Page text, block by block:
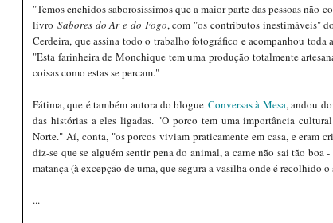
"Temos enchidos saborosíssimos que a maior parte das pessoas não
livro Sabores do Ar e do Fogo, com "os contributos inestimáveis"
Cerdeira, que assina todo o trabalho fotográfico e acompanhou toda
"Esta farinheira de Monchique tem uma produção totalmente
coisas como estas se percam."
Fátima, que é também autora do blogue Conversas à Mesa, andou
das histórias a eles ligadas. "O porco tem uma importância
Norte." Aí, conta, "os porcos viviam praticamente em casa, e eram
diz-se que se alguém sentir pena do animal, a carne não sai tão boa
matança (à excepção de uma, que segura a vasilha onde é recolhido o
...